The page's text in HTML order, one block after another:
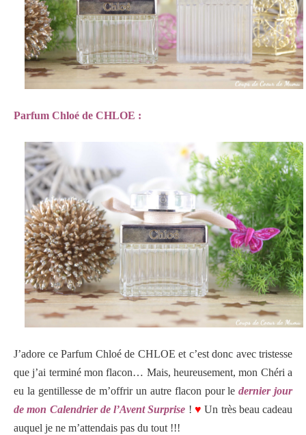
Parfum Chloé de CHLOE :
J’adore ce Parfum Chloé de CHLOE et c’est donc avec tristesse
que j’ai terminé mon flacon… Mais, heureusement, mon Chéri a
eu la gentillesse de m’offrir un autre flacon pour ledernier jour
de mon Calendrier de l’Avent Surprise ! ♥Un très beau cadeau
auquel je ne m’attendais pas du tout !!!